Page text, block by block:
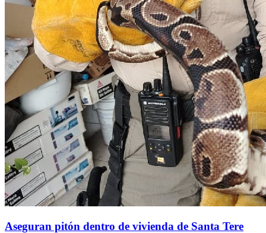
Aseguran pitón dentro de vivienda de Santa Tere